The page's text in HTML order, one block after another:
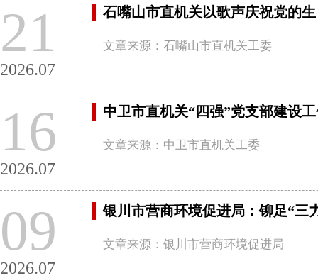
21
2026.07
石嘴山市直机关以歌声庆祝党的
文章来源：石嘴山市直机关工委
16
2026.07
中卫市直机关“四强”党支部建设
文章来源：中卫市直机关工委
09
2026.07
银川市营商环境促进局：铆足“三
文章来源：银川市营商环境促进局